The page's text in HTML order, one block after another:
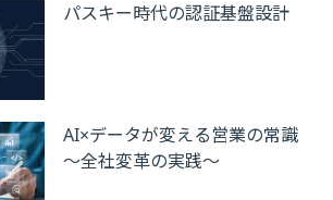
パスキー時代の認証基盤設計
AI×データが変える営業の常識
～全社変革の実践～